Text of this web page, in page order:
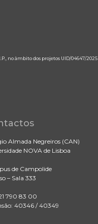
no âmbito dos projetos UID/04647/2025
Almada Negreiros (CAN)
NOVA de Lisboa
de Campolide
– Sala 333
790 83 00
40346 / 40349